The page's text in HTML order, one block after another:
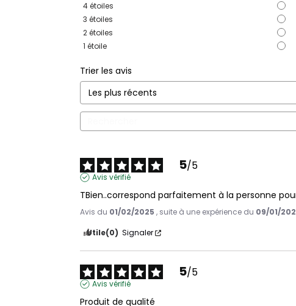
4étoiles
3 étoiles
2étoiles
1 étoile
Trier les avis
5/5
Avis vérifié
TBien..correspond parfaitement à la personne
Avis du 01/02/2025 , suite à une expérience du 09/01/
Utile(0) Signaler
5/5
Avis vérifié
Produit de qualité